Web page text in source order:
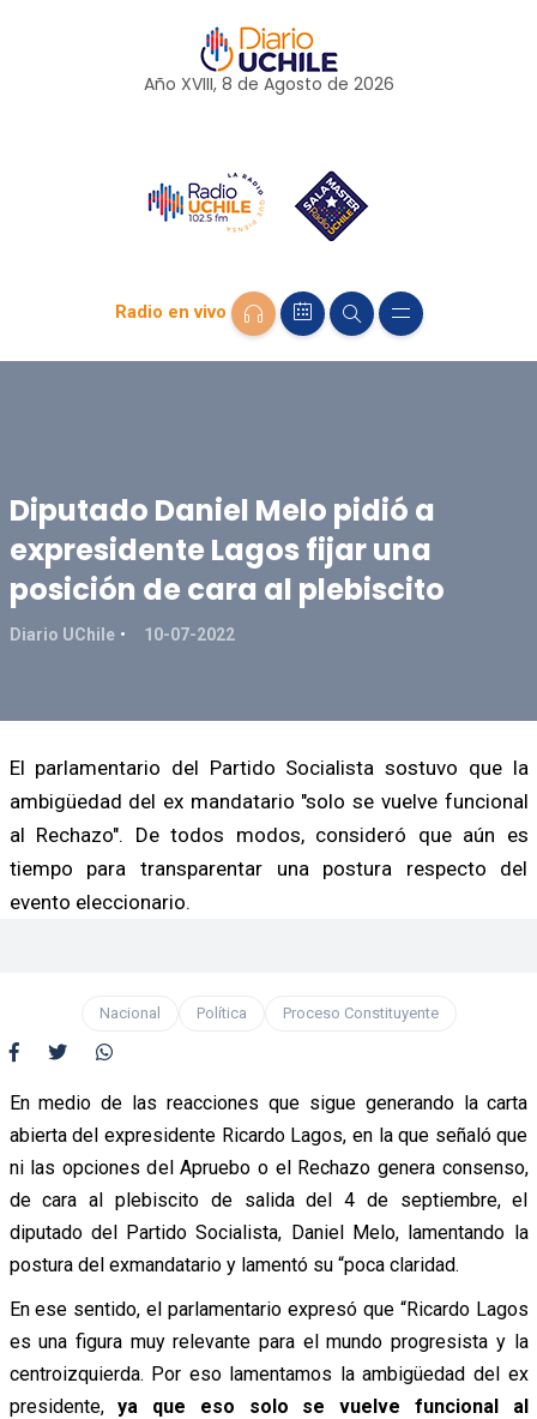
Año XVIII, 8 de Agosto de 2026
Radio en vivo
Diputado Daniel Melo pidió a
expresidente Lagos fijar una
posición de cara al plebiscito
Diario UChile 10-07-2022
El parlamentario del Partido Socialista sostuvo que la
ambigüedad del ex mandatario "solo se vuelve funcional
al Rechazo". De todos modos, consideró que aún es
tiempo para transparentar una postura respecto del
evento eleccionario.
Nacional Política Proceso Constituyente
En medio de las reacciones que sigue generando la carta
abierta del expresidente Ricardo Lagos, en la que señaló que
ni las opciones del Apruebo o el Rechazo genera consenso,
de cara al plebiscito de salida del 4 de septiembre, el
diputado del Partido Socialista, Daniel Melo, lamentando la
postura del exmandatario y lamentó su “poca claridad.
En ese sentido, el parlamentario expresó que “Ricardo Lagos
es una figura muy relevante para el mundo progresista y la
centroizquierda. Por eso lamentamos la ambigüedad del ex
presidente,ya que eso solo se vuelve funcional al